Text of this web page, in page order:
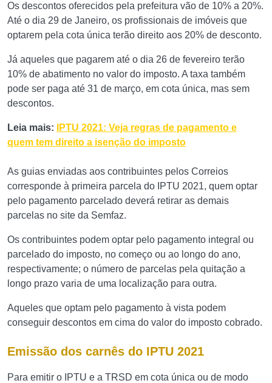
Os descontos oferecidos pela prefeitura vão de 10% a 20%.
Até o dia 29 de Janeiro, os profissionais de imóveis que
optarem pela cota única terão direito aos 20% de desconto.
Já aqueles que pagarem até o dia 26 de fevereiro terão
10% de abatimento no valor do imposto. A taxa também
pode ser paga até 31 de março, em cota única, mas sem
descontos.
Leia mais:
IPTU 2021: Veja regras de pagamento e
quem tem direito a isenção do imposto
As guias enviadas aos contribuintes pelos Correios
corresponde à primeira parcela do IPTU 2021, quem optar
pelo pagamento parcelado deverá retirar as demais
parcelas no site da Semfaz.
Os contribuintes podem optar pelo pagamento integral ou
parcelado do imposto, no começo ou ao longo do ano,
respectivamente; o número de parcelas pela quitação a
longo prazo varia de uma localização para outra.
Aqueles que optam pelo pagamento à vista podem
conseguir descontos em cima do valor do imposto cobrado.
Emissão dos carnês do IPTU 2021
Para emitir o IPTU e a TRSD em cota única ou de modo